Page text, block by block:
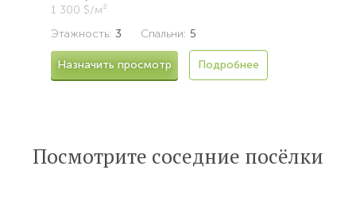
1 300 $/м²
Этажность: 3 Спальни: 5
Назначить просмотр Подробнее
Посмотрите соседние посёлки